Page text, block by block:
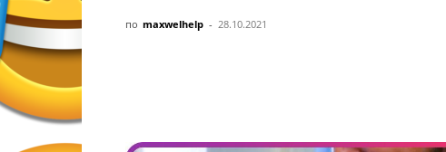
по maxwelhelp - 28.10.2021